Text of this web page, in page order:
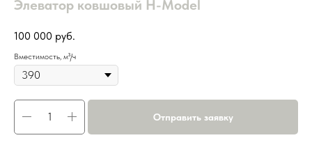
Элеватор ковшовый H-Model
100 000 руб.
Вместимость, м³/ч
Отправить заявку